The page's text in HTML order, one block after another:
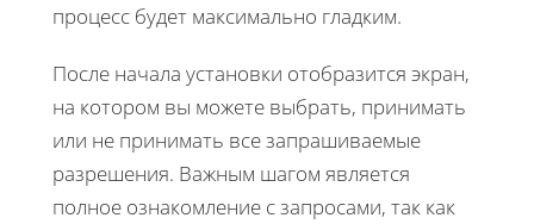
процесс будет максимально гладким.
После начала установки отобразится экран,
на котором вы можете выбрать, принимать
или не принимать все запрашиваемые
разрешения. Важным шагом является
полное ознакомление с запросами, так как